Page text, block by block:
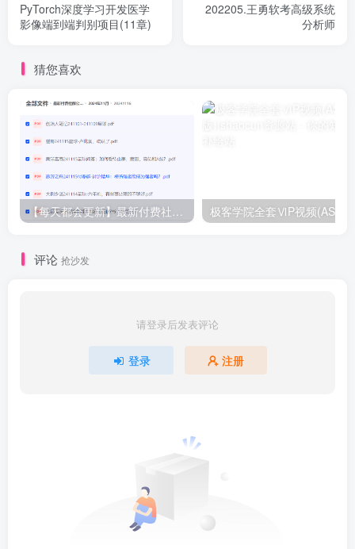
PyTorch深度学习开发医学
影像端到端判别项目(11章)
202205.王勇软考高级系统
分析师
猜您喜欢
【每天都会更新】最新付费社群公众号文章 极客学院全套ⅥP视频(AS版)
评论 抢沙发
请登录后发表评论
登录 注册